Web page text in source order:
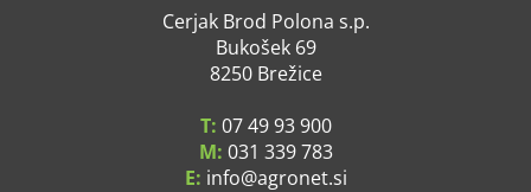
Cerjak Brod Polona s.p.
Bukošek 69
8250 Brežice
T: 07 49 93 900
M: 031 339 783
E: info agronet.si